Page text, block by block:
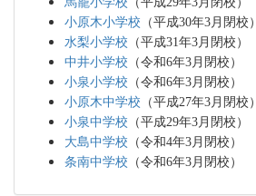
小原木小学校 （平成30年3月閉校）
水梨小学校 （平成31年3月閉校）
中井小学校 （令和6年3月閉校）
小泉小学校 （令和6年3月閉校）
小原木中学校 （平成27年3月閉校）
小泉中学校 （平成29年3月閉校）
大島中学校 （令和4年3月閉校）
条南中学校 （令和6年3月閉校）